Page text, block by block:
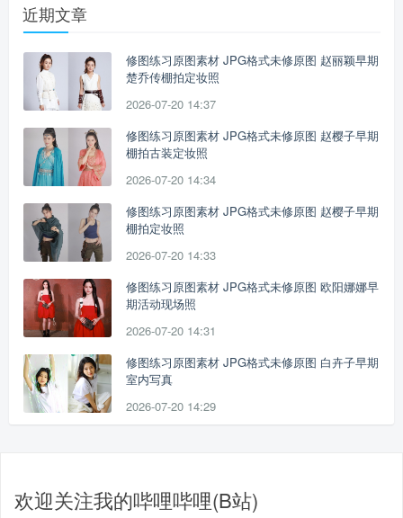
近期文章
修图练习原图素材 JPG格式未修原图 赵丽颖早期
楚乔传棚拍定妆照
2026-07-20 14:37
修图练习原图素材 JPG格式未修原图 赵樱子早期
棚拍古装定妆照
2026-07-20 14:34
修图练习原图素材 JPG格式未修原图 赵樱子早期
棚拍定妆照
2026-07-20 14:33
修图练习原图素材 JPG格式未修原图 欧阳娜娜早
期活动现场照
2026-07-20 14:31
修图练习原图素材 JPG格式未修原图 白卉子早期
室内写真
2026-07-20 14:29
欢迎关注我的哔哩哔哩(B站)